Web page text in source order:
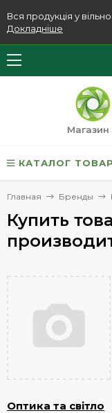
Вся продукція у
Докладніше
КАТАЛОГ
Главная Бренды
Купить
Оптика та світло